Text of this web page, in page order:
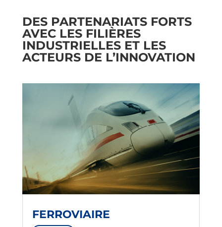
DES PARTENARIATS FORTS
AVEC LES FILIÈRES
INDUSTRIELLES ET LES
ACTEURS DE L’INNOVATION
FERROVIAIRE